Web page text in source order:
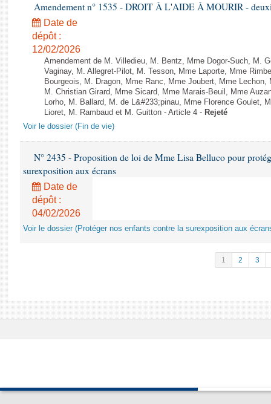
Amendement n° 1535 - DROIT À L'AIDE À MOURIR -
Date de
dépôt :
12/02/2026
Amendement de M. Villedieu, M. Bentz, Mme Dogor-Such, M.
Vaginay, M. Allegret-Pilot, M. Tesson, Mme Laporte, Mme
Bourgeois, M. Dragon, Mme Ranc, Mme Joubert, Mme
M. Christian Girard, Mme Sicard, Mme Marais-Beuil, Mme
Lorho, M. Ballard, M. de L&#233;pinau, Mme Florence Goulet,
Lioret, M. Rambaud et M. Guitton - Article 4 - Rejeté
Voir le dossier (Fin de vie)
N° 2435 - Proposition de loi de Mme Lisa Belluco pour
surexposition aux écrans
Date de
dépôt :
04/02/2026
Voir le dossier (Protéger nos enfants contre la surexposition aux
1 2 3